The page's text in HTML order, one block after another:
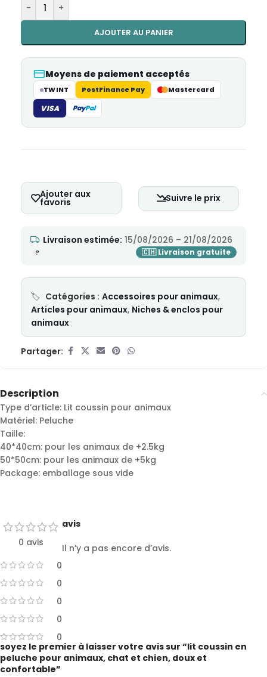
- +
AJOUTER AU PANIER
Moyens de paiement acceptés
TWINT PostFinance Pay Mastercard
VISA PayPal
Ajouter aux
favoris Suivre le prix
Livraison estimée: 15/08/2026 – 21/08/2026
Catégories : Accessoires pour animaux,
Articles pour animaux, Niches & enclos pour
animaux
Partager:
Description
Type d’article: Lit coussin pour animaux
Matériel: Peluche
Taille:
40*40cm: pour les animaux de +2.5kg
50*50cm: pour les animaux de +5kg
Package: emballage sous vide
0 avis
0
0
0
0
0
avis
Il n’y a pas encore d’avis.
soyez le premier à laisser votre avis sur “lit coussin en
peluche pour animaux, chat et chien, doux et
confortable”